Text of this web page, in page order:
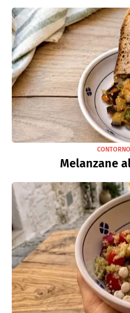
Melanzane